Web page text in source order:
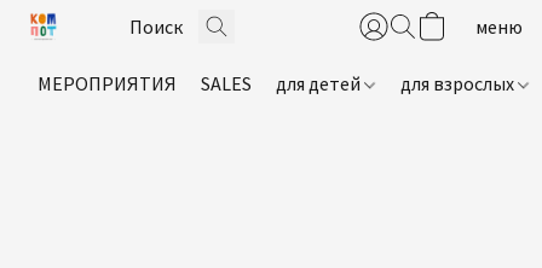
МЕРОПРИЯТИЯ SALES для детей для взрослых